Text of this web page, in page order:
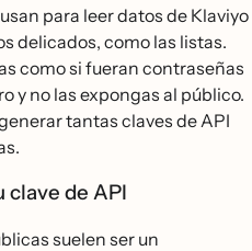
para leer datos de Klaviyo
delicados, como las listas.
como si fueran contraseñas
y no las expongas al público.
tantas claves de API
clave de API
suelen ser un